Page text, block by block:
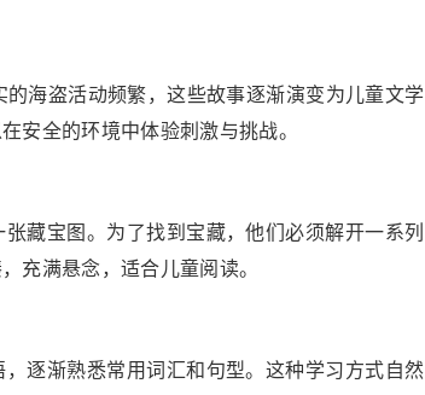
海盗活动频繁，这些故事逐渐演变为儿童文学
安全的环境中体验刺激与挑战。
藏宝图。为了找到宝藏，他们必须解开一系列
充满悬念，适合儿童阅读。
逐渐熟悉常用词汇和句型。这种学习方式自然